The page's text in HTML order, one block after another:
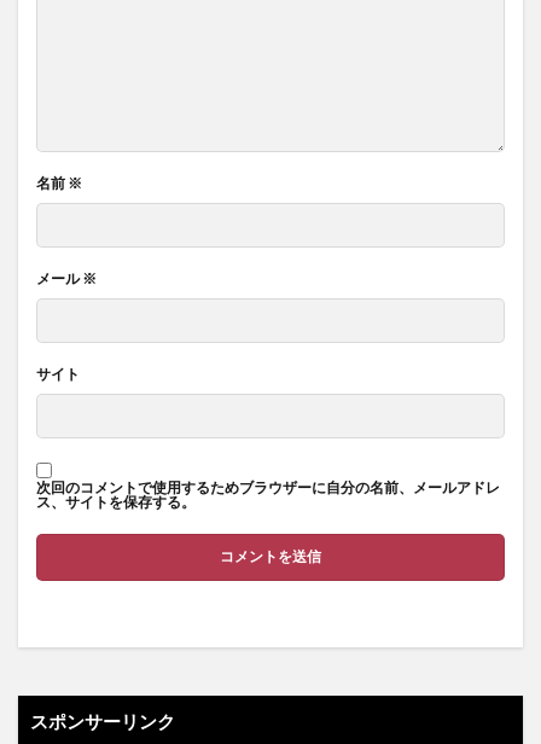
名前 ※
メール※
サイト
次回のコメントで使用するためブラウザーに自分の名前、メールアドレ
ス、サイトを保存する。
スポンサーリンク